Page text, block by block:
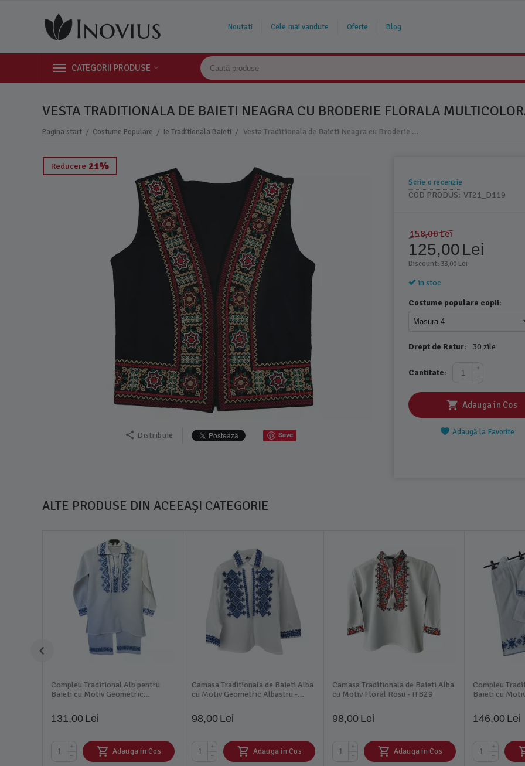
Noutati Cele mai vandute Oferte Blog
CATEGORII PRODUSE
VESTA TRADITIONALA DE BAIETI NEAGRA CU BRODERIE FLORALA
Pagina start / Costume Populare / Ie Traditionala Baieti / Vesta Traditionala de Baieti Neagra cu Broderie Florala Multicolora - VT21
Reducere 21%
Distribuie Save
Scrie o recenzie
COD PRODUS: VT21_D119
158,00Lei
125,00Lei
Discount: 33,00 Lei
in stoc
Costume populare copii:
Drept de Retur: 30 zile
Cantitate:
+
−
Adauga in Cos
Adaugă la Favorite
ALTE PRODUSE DIN ACEEAȘI CATEGORIE
Compleu Traditional Alb pentru
Baieti cu Motiv Geometric
131,00 Lei
+
−
Adauga in Cos
Camasa Traditionala de Baieti Alba
cu Motiv Geometric Albastru -
98,00 Lei
+
−
Adauga in Cos
Camasa Traditionala de Baieti Alba
cu Motiv Floral Rosu - ITB29
98,00 Lei
+
−
Adauga in Cos
Compleu
Baieti cu
146,00 Lei
+
−